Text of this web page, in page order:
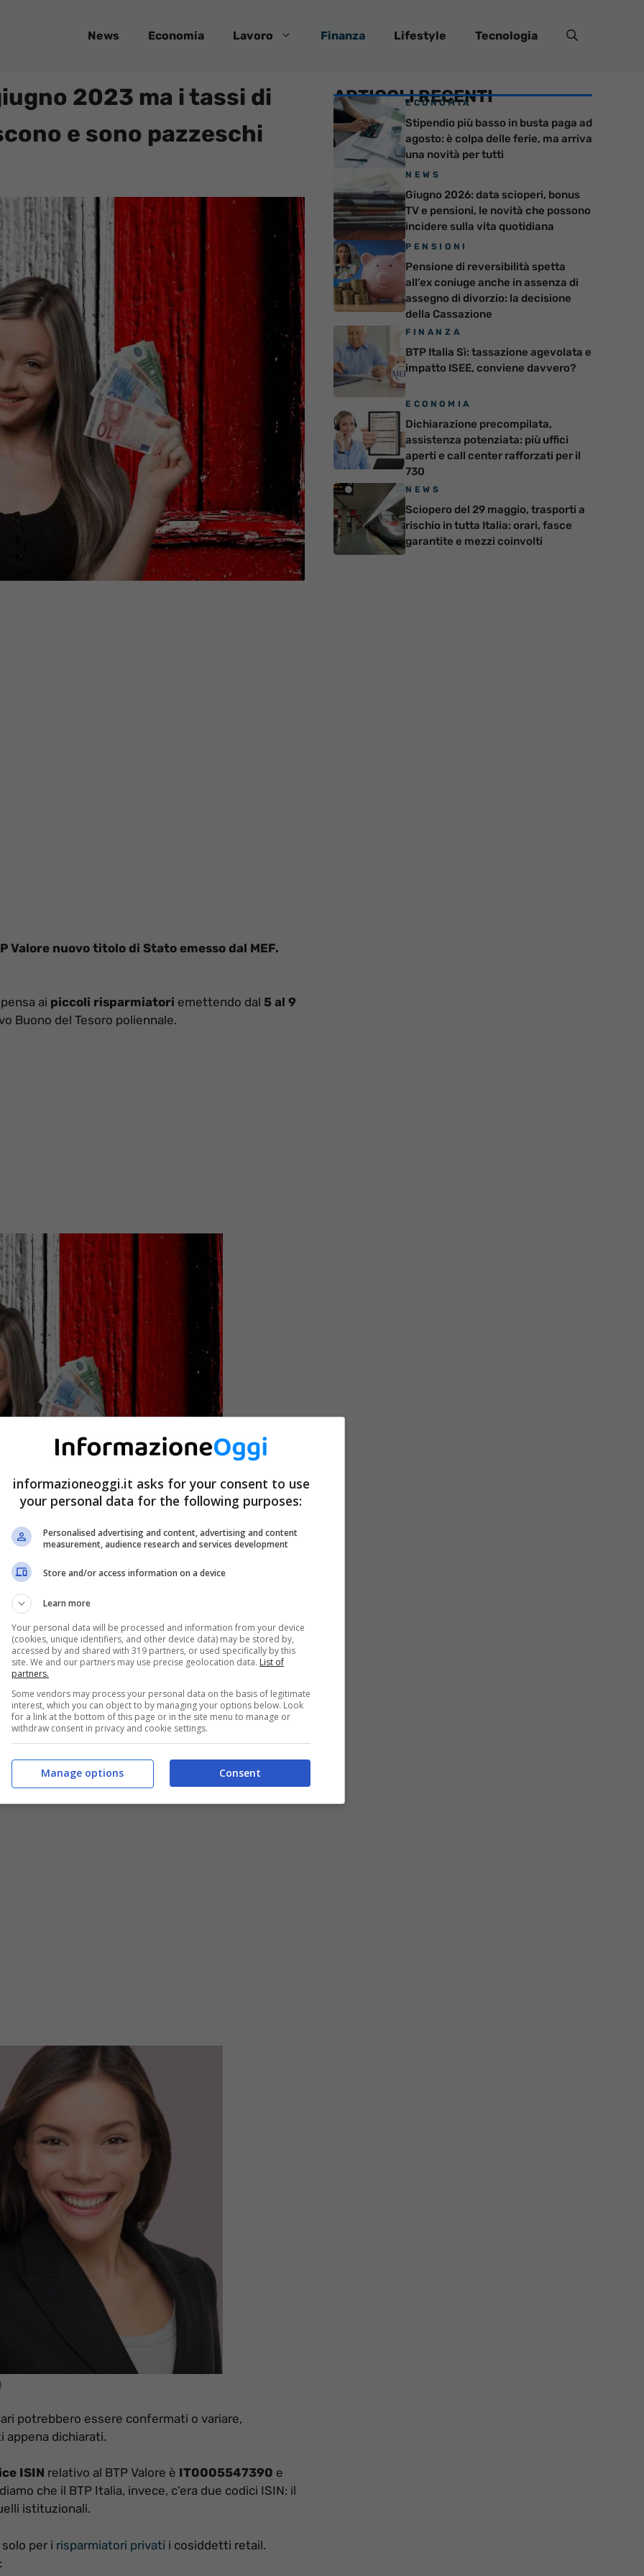
News Economia Lavoro Finanza Lifestyle Tecnologia
2023 ma i tassi di
e sono pazzeschi
Valore nuovo titolo di Stato emesso dal MEF.
ai piccoli risparmiatori emettendo dal 5 al 9
Buono del Tesoro poliennale.
calcolate sui tassi prefissati. Simile ai BTP
di fedeltàpurché il titolo sia conservato dal
il MEF rende noto i tassi di rendimento.
questo nuovo titolo di Stato
2023a rendere noto itassi di rendimentodel
minimi garantiti per questa prima emissione pari
potrebbero essere confermati o variare,
appena dichiarati.
ISIN relativo al BTP Valore è IT0005547390 e
che il BTP Italia, invece, c’era due codici ISIN: il
istituzionali.
per i risparmiatori privati i cosiddetti retail.
:
ARTICOLI RECENTI
ECONOMIA
Stipendio più basso in busta paga ad
agosto: è colpa delle ferie, ma arriva
una novità per tutti
NEWS
Giugno 2026: data scioperi, bonus
TV e pensioni, le novità che possono
incidere sulla vita quotidiana
PENSIONI
Pensione di reversibilità spetta
all’ex coniuge anche in assenza di
assegno di divorzio: la decisione
della Cassazione
FINANZA
BTP Italia Sì: tassazione agevolata e
impatto ISEE, conviene davvero?
ECONOMIA
Dichiarazione precompilata,
assistenza potenziata: più uffici
aperti e call center rafforzati per il
730
NEWS
Sciopero del 29 maggio, trasporti a
rischio in tutta Italia: orari, fasce
garantite e mezzi coinvolti
informazioneoggi.it asks for your consent to use
your personal data for the following purposes:
Personalised advertising and content, advertising and content
measurement, audience research and services development
Store and/or access information on a device
Learn more
Your personal data will be processed and information from your device
(cookies, unique identifiers, and other device data) may be stored by,
accessed by and shared with 319 partners, or used specifically by this
site. We and our partners may use precise geolocation data. List of
partners.
Some vendors may process your personal data on the basis of legitimate
interest, which you can object to by managing your options below. Look
for a link at the bottom of this page or in the site menu to manage or
withdraw consent in privacy and cookie settings.
Consent
Manage options